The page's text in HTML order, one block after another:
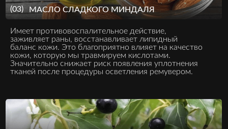
(03) МАСЛО СЛАДКОГО МИНДАЛЯ
Имеет противовоспалительное действие,
заживляет раны, восстанавливает липидный
баланс кожи. Это благоприятно влияет на качество
кожи, которую мы травмируем кислотами.
Значительно снижает риск появления уплотнения
тканей после процедуры осветления ремувером.